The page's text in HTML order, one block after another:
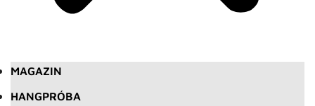
MAGAZIN
HANGPRÓBA